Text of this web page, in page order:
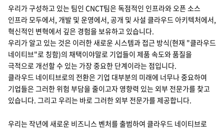
우리가 구성하고 있는 팀인 CNCT팀은 독점적인 인프라와 오픈 소스
인프라 모두에서, 개발 및 운영에서, 공개 및 사설 클라우드 아키텍처에서,
혁신적인 변혁에서 깊은 경험을 보유하고 있습니다.
우리가 알고 있는 것은 이러한 새로운 시스템과 접근 방식(현재 "클라우드
네이티브"로 칭함)의 채택이야말로 기업들이 제품 속도와 품질을
극적으로 개선할 수 있는 가장 중요한 단계이라는 점입니다.
클라우드 네이티브로의 전환은 기업 대부분의 미래에 너무나 중요하여
기업들은 그러한 위험 부담을 줄이고자 영향력 있는 외부 전문가를 찾고
있습니다. 그리고 우리는 바로 그러한 외부 전문가를 제공합니다.
우리는 작년에 새로운 비즈니스 벤처를 출범하여 클라우드 네이티브로